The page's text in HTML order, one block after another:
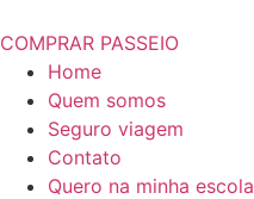
COMPRAR PASSEIO
Home
Quem somos
Seguro viagem
Contato
Quero na minha escola